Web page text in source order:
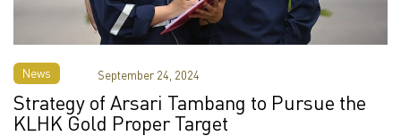
News
Strategy of Arsari Tambang to Pursue the
KLHK Gold Proper Target
September 24, 2024